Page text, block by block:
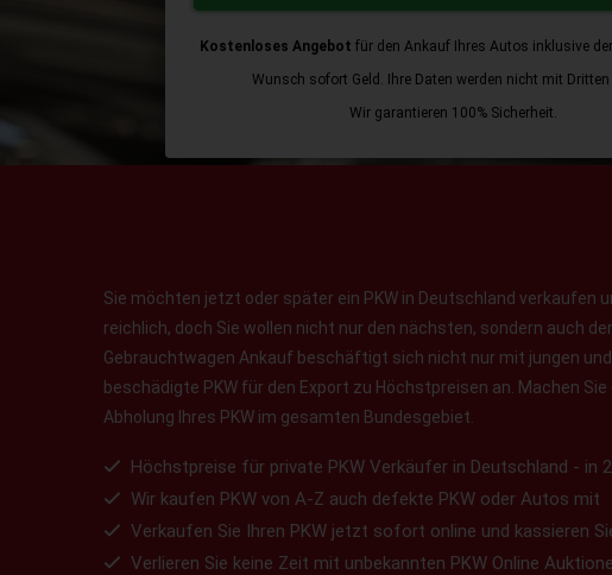
Kostenloses Angebot für den Ankauf Ihres Autos inklusive
Wunsch sofort Geld. Ihre Daten werden nicht mit Dritten
Wir garantieren 100% Sicherheit.
Sie möchten jetzt oder später ein PKW in Deutschland verkaufen
reichlich, doch Sie wollen nicht nur den nächsten, sondern auch
Gebrauchtwagen Ankauf beschäftigt sich nicht nur mit jungen
beschädigte PKW für den Export zu Höchstpreisen an. Machen
Abholung Ihres PKW im gesamten Bundesgebiet.
Höchstpreise für private PKW Verkäufer in Deutschland - in
Wir kaufen PKW von A-Z auch defekte PKW oder Autos mit
Verkaufen Sie Ihren PKW jetzt sofort online und kassieren
Verlieren Sie keine Zeit mit unbekannten PKW Online